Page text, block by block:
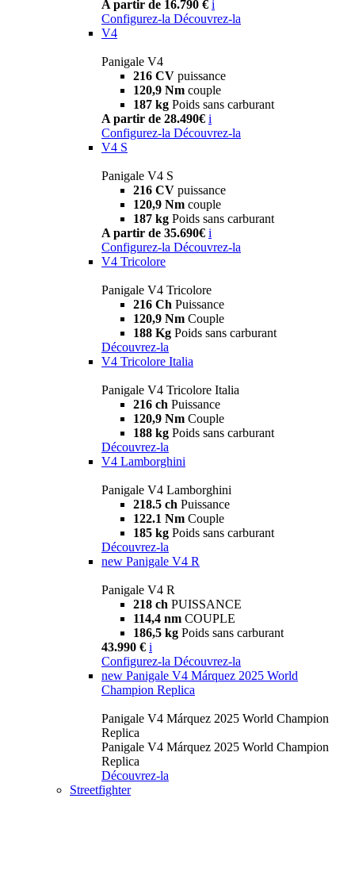
A partir de 16.790 € i
Configurez-la Découvrez-la
V4
Panigale V4
216 CV puissance
120,9 Nm couple
187 kg Poids sans carburant
A partir de 28.490€ i
Configurez-la Découvrez-la
V4 S
Panigale V4 S
216 CV puissance
120,9 Nm couple
187 kg Poids sans carburant
A partir de 35.690€ i
Configurez-la Découvrez-la
V4 Tricolore
Panigale V4 Tricolore
216 Ch Puissance
120,9 Nm Couple
188 Kg Poids sans carburant
Découvrez-la
V4 Tricolore Italia
Panigale V4 Tricolore Italia
216 ch Puissance
120,9 Nm Couple
188 kg Poids sans carburant
Découvrez-la
V4 Lamborghini
Panigale V4 Lamborghini
218.5 ch Puissance
122.1 Nm Couple
185 kg Poids sans carburant
Découvrez-la
new Panigale V4 R
Panigale V4 R
218 ch PUISSANCE
114,4 nm COUPLE
186,5 kg Poids sans carburant
43.990 € i
Configurez-la Découvrez-la
new Panigale V4 Márquez 2025 World
Champion Replica
Panigale V4 Márquez 2025 World Champion
Replica
Panigale V4 Márquez 2025 World Champion
Replica
Découvrez-la
Streetfighter